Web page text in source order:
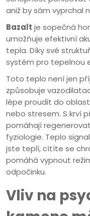
aniž by sám vyprchal
Bazalt je sopečná
umožňuje efektivní
tepla. Díky své
systém pro tepelnou
Toto teplo není jen
způsobuje
lépe proudit do
nebo stresem. S krví
pomáhají
fyziologie. Teplo
jste teplí, cítíte se
pomáhá vypnout
odpočinku.
Vliv na